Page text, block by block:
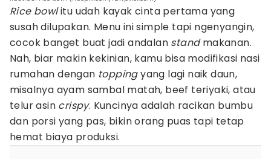
Rice bowlitu udah kayak cinta pertama yang
susah dilupakan. Menu ini simple tapi ngenyangin,
cocok banget buat jadi andalan standmakanan.
Nah, biar makin kekinian, kamu bisa modifikasi nasi
rumahan dengan toppingyang lagi naik daun,
misalnya ayam sambal matah, beef teriyaki, atau
telur asin crispy. Kuncinya adalah racikan bumbu
dan porsi yang pas, bikin orang puas tapi tetap
hemat biaya produksi.